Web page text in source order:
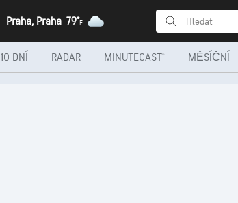
Praha, Praha 79°F
10 DNÍ RADAR MINUTECAST® MĚSÍČNÍ